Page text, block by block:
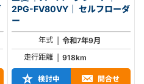
2PG-FV80VY｜ セルフローダ
ー
年式
令和7年9月
走行距離
918km
検討中 問合せ